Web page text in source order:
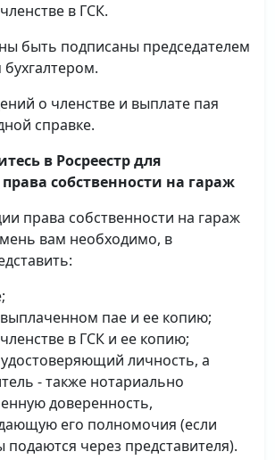
в ГСК.
быть подписаны председателем
о членстве и выплате пая
справке.
в Росреестр для
собственности на гараж
права собственности на гараж
вам необходимо, в
выплаченном пае и ее копию;
в ГСК и ее копию;
личность, а
- также нотариально
доверенность,
его полномочия (если
подаются через представителя).